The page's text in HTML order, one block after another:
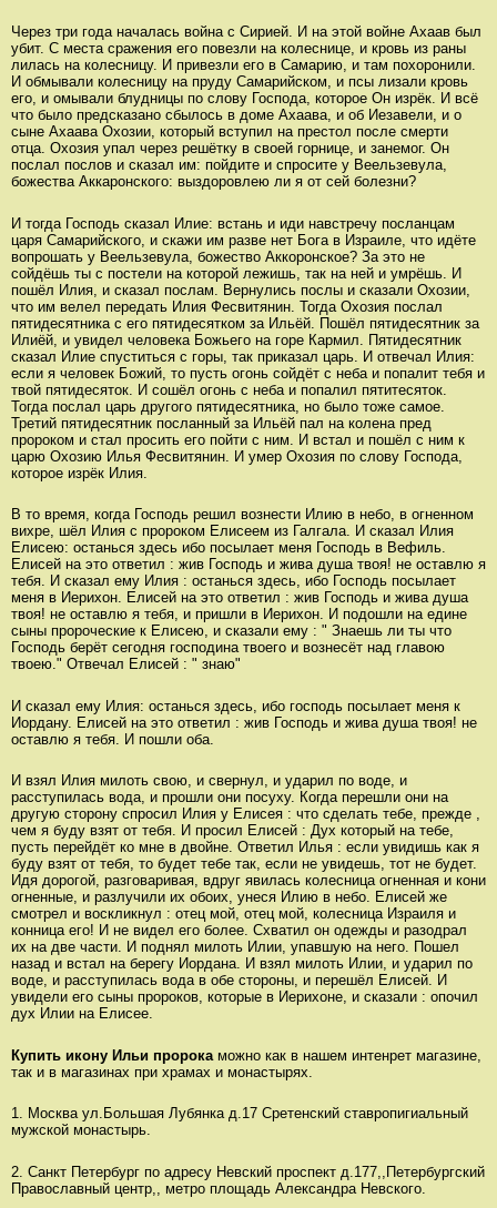
Через три года началась война с Сирией. И на этой войне Ахаав был
убит. С места сражения его повезли на колеснице, и кровь из раны
лилась на колесницу. И привезли его в Самарию, и там похоронили.
И обмывали колесницу на пруду Самарийском, и псы лизали кровь
его, и омывали блудницы по слову Господа, которое Он изрёк. И всё
что было предсказано сбылось в доме Ахаава, и об Иезавели, и о
сыне Ахаава Охозии, который вступил на престол после смерти
отца. Охозия упал через решётку в своей горнице, и занемог. Он
послал послов и сказал им: пойдите и спросите у Веельзевула,
божества Аккаронского: выздоровлею ли я от сей болезни?
И тогда Господь сказал Илие: встань и иди навстречу посланцам
царя Самарийского, и скажи им разве нет Бога в Израиле, что идёте
вопрошать у Веельзевула, божество Аккоронское? За это не
сойдёшь ты с постели на которой лежишь, так на ней и умрёшь. И
пошёл Илия, и сказал послам. Вернулись послы и сказали Охозии,
что им велел передать Илия Фесвитянин. Тогда Охозия послал
пятидесятника с его пятидесятком за Ильёй. Пошёл пятидесятник за
Илиёй, и увидел человека Божьего на горе Кармил. Пятидесятник
сказал Илие спуститься с горы, так приказал царь. И отвечал Илия:
если я человек Божий, то пусть огонь сойдёт с неба и попалит тебя и
твой пятидесяток. И сошёл огонь с неба и попалил пятитесяток.
Тогда послал царь другого пятидесятника, но было тоже самое.
Третий пятидесятник посланный за Ильёй пал на колена пред
пророком и стал просить его пойти с ним. И встал и пошёл с ним к
царю Охозию Илья Фесвитянин. И умер Охозия по слову Господа,
которое изрёк Илия.
В то время, когда Господь решил вознести Илию в небо, в огненном
вихре, шёл Илия с пророком Елисеем из Галгала. И сказал Илия
Елисею: останься здесь ибо посылает меня Господь в Вефиль.
Елисей на это ответил : жив Господь и жива душа твоя! не оставлю я
тебя. И сказал ему Илия : останься здесь, ибо Господь посылает
меня в Иерихон. Елисей на это ответил : жив Господь и жива душа
твоя! не оставлю я тебя, и пришли в Иерихон. И подошли на едине
сыны пророческие к Елисею, и сказали ему : " Знаешь ли ты что
Господь берёт сегодня господина твоего и вознесёт над главою
твоею." Отвечал Елисей : " знаю"
И сказал ему Илия: останься здесь, ибо господь посылает меня к
Иордану. Елисей на это ответил : жив Господь и жива душа твоя! не
оставлю я тебя. И пошли оба.
И взял Илия милоть свою, и свернул, и ударил по воде, и
расступилась вода, и прошли они посуху. Когда перешли они на
другую сторону спросил Илия у Елисея : что сделать тебе, прежде ,
чем я буду взят от тебя. И просил Елисей : Дух который на тебе,
пусть перейдёт ко мне в двойне. Ответил Илья : если увидишь как я
буду взят от тебя, то будет тебе так, если не увидешь, тот не будет.
Идя дорогой, разговаривая, вдруг явилась колесница огненная и кони
огненные, и разлучили их обоих, унеся Илию в небо. Елисей же
смотрел и воскликнул : отец мой, отец мой, колесница Израиля и
конница его! И не видел его более. Схватил он одежды и разодрал
их на две части. И поднял милоть Илии, упавшую на него. Пошел
назад и встал на берегу Иордана. И взял милоть Илии, и ударил по
воде, и расступилась вода в обе стороны, и перешёл Елисей. И
увидели его сыны пророков, которые в Иерихоне, и сказали : опочил
дух Илии на Елисее.
Купить икону Ильи пророка можно как в нашем интенрет магазине,
так и в магазинах при храмах и монастырях.
1. Москва ул.Большая Лубянка д.17 Сретенский ставропигиальный
мужской монастырь.
2. Санкт Петербург по адресу Невский проспект д.177,,Петербургский
Православный центр,, метро площадь Александра Невского.